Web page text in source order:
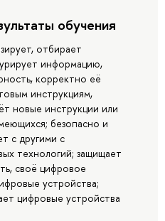
обучения
отбирает
информацию,
корректно её
инструкциям,
новые инструкции или
безопасно и
с другими с
технологий; защищает
своё цифровое
устройства;
цифровые устройства